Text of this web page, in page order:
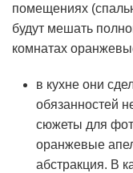
помещениях
будут мешать
комнатах
в кухне они
обязанностей
сюжеты для
оранжевые
абстракция. В